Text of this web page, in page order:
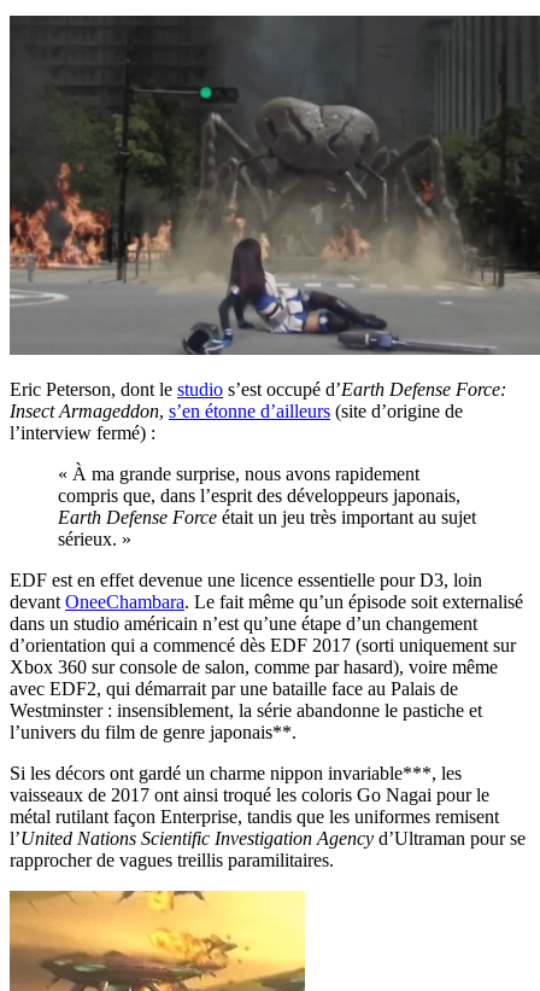
Eric Peterson, dont le studio s’est occupé d’Earth Defense Force:
Insect Armageddon, s’en étonne d’ailleurs (site d’origine de
l’interview fermé) :
« À ma grande surprise, nous avons rapidement
compris que, dans l’esprit des développeurs japonais,
Earth Defense Force était un jeu très important au sujet
sérieux. »
EDF est en effet devenue une licence essentielle pour D3, loin
devant OneeChambara. Le fait même qu’un épisode soit externalisé
dans un studio américain n’est qu’une étape d’un changement
d’orientation qui a commencé dès EDF 2017 (sorti uniquement sur
Xbox 360 sur console de salon, comme par hasard), voire même
avec EDF2, qui démarrait par une bataille face au Palais de
Westminster : insensiblement, la série abandonne le pastiche et
l’univers du film de genre japonais**.
Si les décors ont gardé un charme nippon invariable***, les
vaisseaux de 2017 ont ainsi troqué les coloris Go Nagai pour le
métal rutilant façon Enterprise, tandis que les uniformes remisent
l’United Nations Scientific Investigation Agency d’Ultraman pour se
rapprocher de vagues treillis paramilitaires.